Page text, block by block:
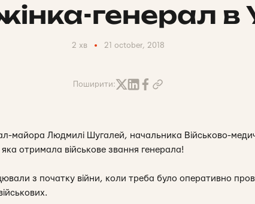
генерал в
2 хв 21 october, 2018
Поширити:
майора Людмилі Шугалей, начальника Військово-
отримала військове звання генерала!
з початку війни, коли треба було оперативно